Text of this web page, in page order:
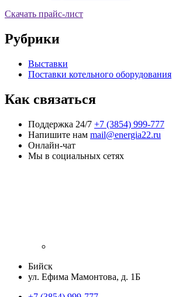
Скачать прайс-лист
Рубрики
Выставки
Поставки котельного оборудования
Как связаться
Поддержка 24/7 +7 (3854) 999-777
Напишите нам mail@energia22.ru
Онлайн-чат
Мы в социальных сетях
Бийск
ул. Ефима Мамонтова, д. 1Б